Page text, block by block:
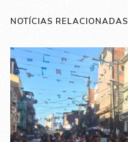
NOTÍCIAS RELACIONADAS